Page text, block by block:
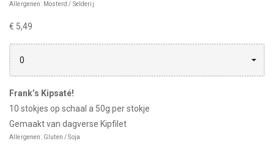
Allergenen: Mosterd / Selderij
€ 5,49
0
Frank’s Kipsaté!
10 stokjes op schaal a 50g per stokje
Gemaakt van dagverse Kipfilet
Allergenen: Gluten / Soja